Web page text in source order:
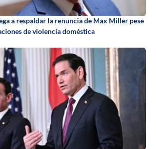
a respaldar la renuncia de Max Miller pese
de violencia doméstica